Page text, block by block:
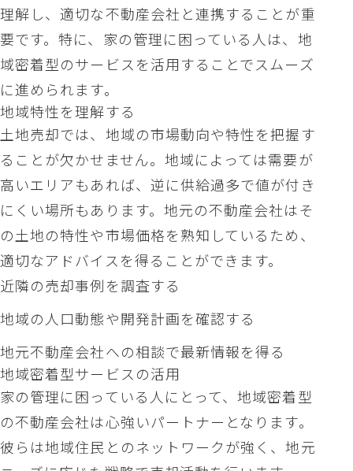
理解し、適切な不動産会社と連携することが重
要です。特に、家の管理に困っている人は、地
域密着型のサービスを活用することでスムーズ
に進められます。
地域特性を理解する
土地売却では、地域の市場動向や特性を把握す
ることが欠かせません。地域によっては需要が
高いエリアもあれば、逆に供給過多で値が付き
にくい場所もあります。地元の不動産会社はそ
の土地の特性や市場価格を熟知しているため、
適切なアドバイスを得ることができます。
近隣の売却事例を調査する
地域の人口動態や開発計画を確認する
地元不動産会社への相談で最新情報を得る
地域密着型サービスの活用
家の管理に困っている人にとって、地域密着型
の不動産会社は心強いパートナーとなります。
彼らは地域住民とのネットワークが強く、地元